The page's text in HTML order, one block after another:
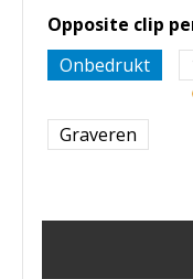
Opposite clip
Onbedrukt
Graveren